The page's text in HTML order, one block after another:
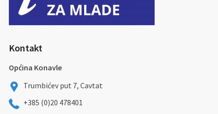
Kontakt
Općina Konavle
Trumbićev put 7, Cavtat
+385 (0)20 478401